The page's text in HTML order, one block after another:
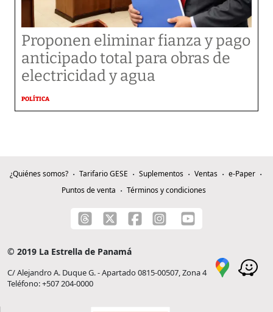
Proponen eliminar fianza y pago
anticipado total para obras de
electricidad y agua
POLÍTICA
¿Quiénes somos? Tarifario GESE Suplementos Ventas
e-Paper
Puntos de venta
Términos y condiciones
© 2019 La Estrella de Panamá
C/ Alejandro A. Duque G. - Apartado 0815-00507, Zona 4
Teléfono: +507 204-0000